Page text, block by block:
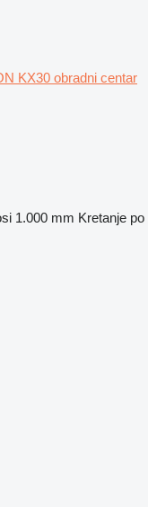
KX30 obradni centar
1.000 mm Kretanje po